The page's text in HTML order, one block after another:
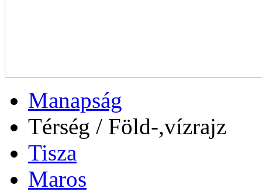
Manapság
Térség / Föld-,vízrajz
Tisza
Maros